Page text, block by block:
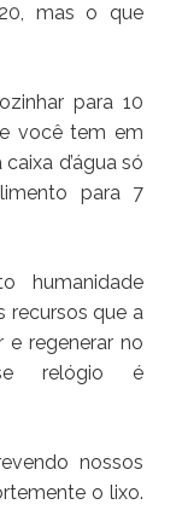
mas o que
para 10
você tem em
d’água só
para 7
humanidade
recursos que a
e regenerar no
relógio é
nossos
o lixo.